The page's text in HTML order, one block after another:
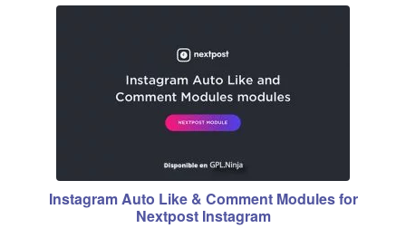
Instagram Auto Like & Comment Modules for
Nextpost Instagram